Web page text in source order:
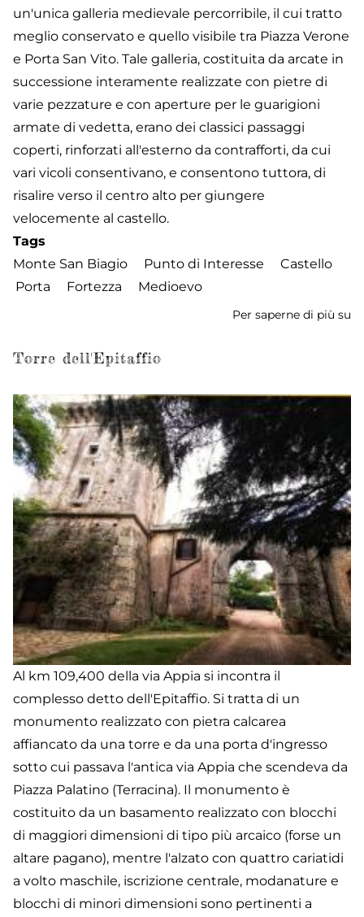
un'unica galleria medievale percorribile, il cui tratto
meglio conservato e quello visibile tra Piazza Verone
e Porta San Vito. Tale galleria, costituita da arcate in
successione interamente realizzate con pietre di
varie pezzature e con aperture per le guarigioni
armate di vedetta, erano dei classici passaggi
coperti, rinforzati all'esterno da contrafforti, da cui
vari vicoli consentivano, e consentono tuttora, di
risalire verso il centro alto per giungere
velocemente al castello.
Tags
Monte San Biagio
Punto di Interesse
Castello
Porta
Fortezza Medioevo
Per saperne di più su
Torre dell'Epitaffio
Al km 109,400 della via Appia si incontra il
complesso detto dell'Epitaffio. Si tratta di un
monumento realizzato con pietra calcarea
affiancato da una torre e da una porta d'ingresso
sotto cui passava l'antica via Appia che scendeva da
Piazza Palatino (Terracina). Il monumento è
costituito da un basamento realizzato con blocchi
di maggiori dimensioni di tipo più arcaico (forse un
altare pagano), mentre l'alzato con quattro cariatidi
a volto maschile, iscrizione centrale, modanature e
blocchi di minori dimensioni sono pertinenti a